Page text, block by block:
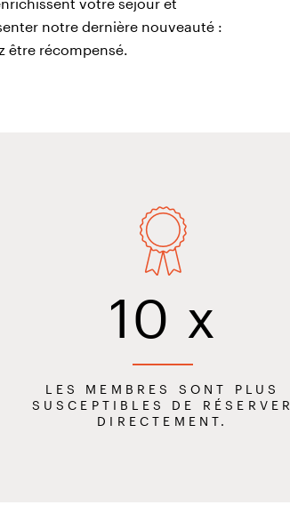
notre dernière nouveauté :
être récompensé.
10 x
LES MEMBRES SONT PLUS
SUSCEPTIBLES DE RÉSERVER
DIRECTEMENT.